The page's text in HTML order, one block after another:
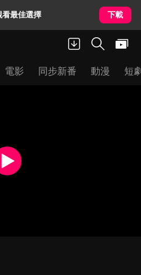
最佳選擇 下載
電影 同步新番 動漫 短